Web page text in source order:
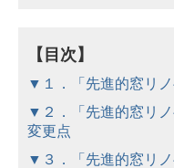
【目次】
▼１．「先進的窓リ
▼２．「先進的窓リ
変更点
▼３．「先進的窓リ